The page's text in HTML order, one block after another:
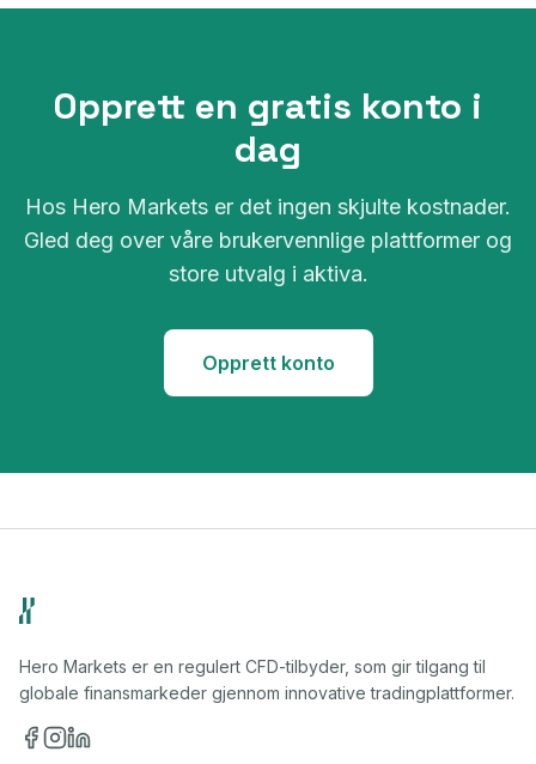
Opprett en gratis konto i
dag
Hos Hero Markets er det ingen skjulte kostnader.
Gled deg over våre brukervennlige plattformer og
store utvalg i aktiva.
Opprett konto
Hero Markets er en regulert CFD-tilbyder, som gir tilgang til
globale finansmarkeder gjennom innovative tradingplattformer.